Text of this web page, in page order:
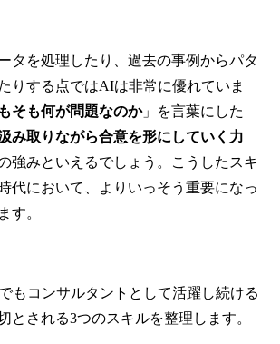
タを処理したり、過去の事例からパタ
りする点ではAIは非常に優れていま
そも何が問題なのか」を言葉にした
み取りながら合意を形にしていく力
強みといえるでしょう。こうしたスキ
代において、よりいっそう重要になっ
す。
もコンサルタントとして活躍し続ける
とされる3つのスキルを整理します。